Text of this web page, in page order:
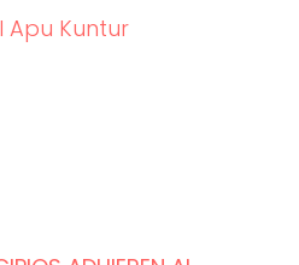
Apu Kuntur